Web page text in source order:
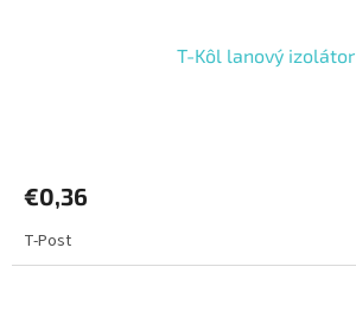
T-Kôl lanový izolátor
€0,36
T-Post